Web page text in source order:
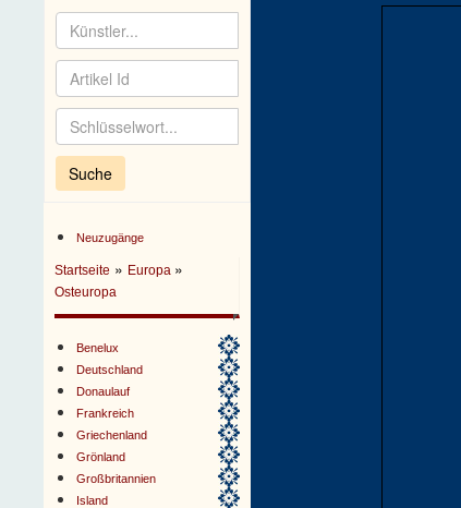
Neuzugänge
Startseite » Europa »
Osteuropa
Benelux
Deutschland
Donaulauf
Frankreich
Griechenland
Grönland
Großbritannien
Island